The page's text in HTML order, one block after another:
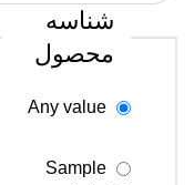
شناسه
محصول
Sample